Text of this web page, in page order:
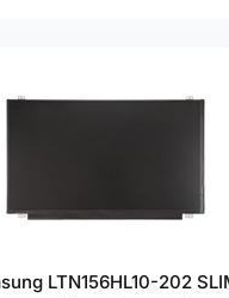
LTN156HL10-202